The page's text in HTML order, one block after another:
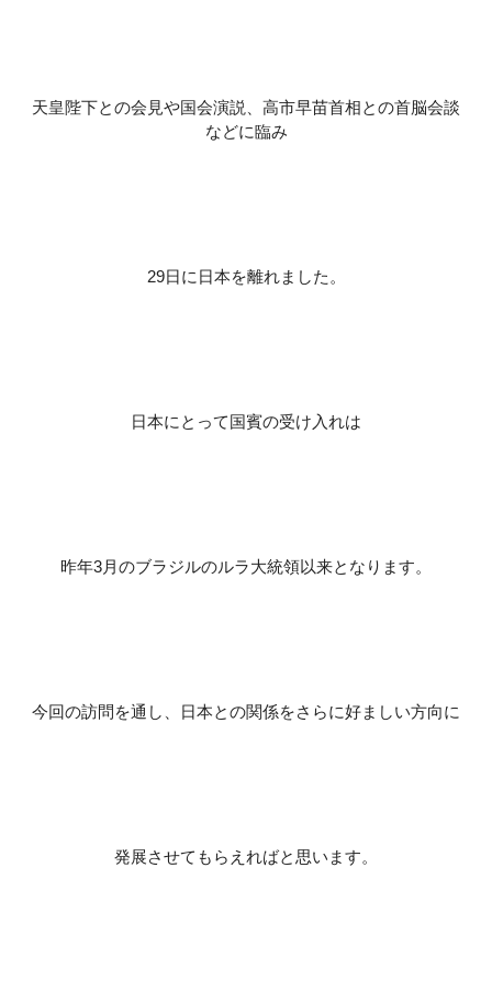
天皇陛下との会見や国会演説、高市早苗首相との首脳会談
などに臨み
29日に日本を離れました。
日本にとって国賓の受け入れは
昨年3月のブラジルのルラ大統領以来となります。
今回の訪問を通し、日本との関係をさらに好ましい方向に
発展させてもらえればと思います。